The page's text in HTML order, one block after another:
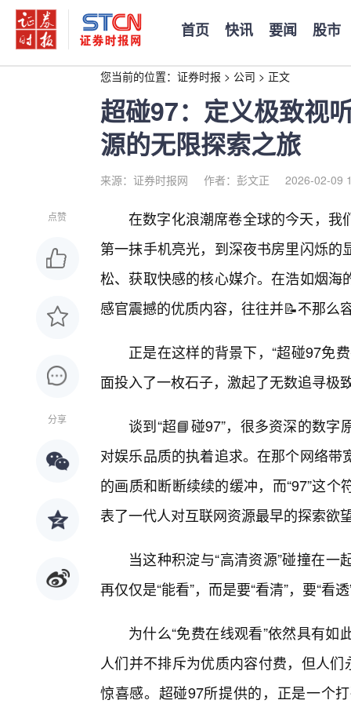
首页 快讯 要闻 股市
您当前的位置： 证券时报 > 公司 > 正文
超碰97：定义极致视
源的无限探索之旅
来源：证券时报网 作者：彭文正 2026-02-09
点赞
分享
在数字化浪潮席卷全球的今天，我
第一抹手机亮光，到深夜书房里闪烁
松、获取快感的核心媒介。在浩如烟
感官震撼的优质内容，往往并📝不那么
正是在这样的背景下，“超碰97免
面投入了一枚石子，激起了无数追寻极
谈到“超📘碰97”，很多资深的数
对娱乐品质的执着追求。在那个网络
的画质和断断续续的缓冲，而“97”这
表了一代人对互联网资源最早的探索欲
当这种积淀与“高清资源”碰撞在
再仅仅是“能看”，而是要“看清”，要“
为什么“免费在线观看”依然具有
人们并不排斥为优质内容付费，但人
惊喜感。超碰97所提供的，正是一个